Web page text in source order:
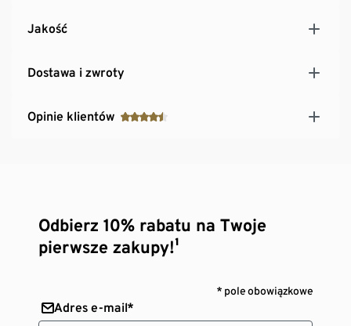
Jakość
Dostawa i zwroty
Opinie klientów
Odbierz 10% rabatu na Twoje
pierwsze zakupy!¹
* pole obowiązkowe
Adres e-mail*